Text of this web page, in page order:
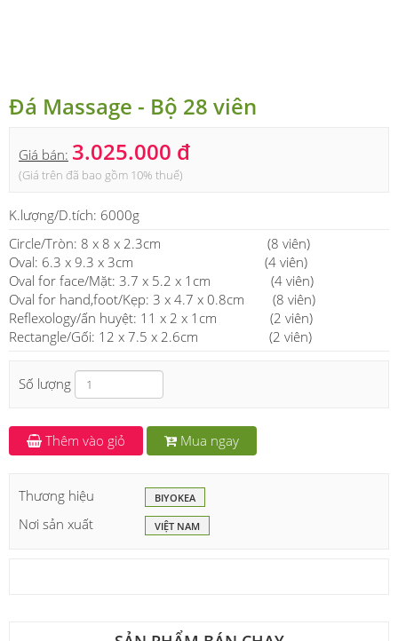
Đá Massage - Bộ 28 viên
Giá bán: 3.025.000 đ
(Giá trên đã bao gồm 10% thuế)
K.lượng/D.tích: 6000g
Circle/Tròn: 8 x 8 x 2.3cm (8 viên)
Oval: 6.3 x 9.3 x 3cm (4 viên)
Oval for face/Mặt: 3.7 x 5.2 x 1cm (4 viên)
Oval for hand,foot/Kẹp: 3 x 4.7 x 0.8cm (8 viên)
Reflexology/ấn huyệt: 11 x 2 x 1cm (2 viên)
Rectangle/Gối: 12 x 7.5 x 2.6cm (2 viên)
Số lượng
Thêm vào giỏ Mua ngay
Thương hiệu BIYOKEA
Nơi sản xuất VIỆT NAM